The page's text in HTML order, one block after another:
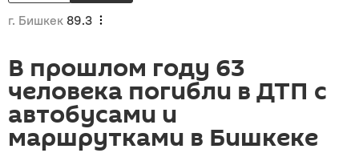
г. Бишкек 89.3
В прошлом году 63
человека погибли в ДТП с
автобусами и
маршрутками в Бишкеке